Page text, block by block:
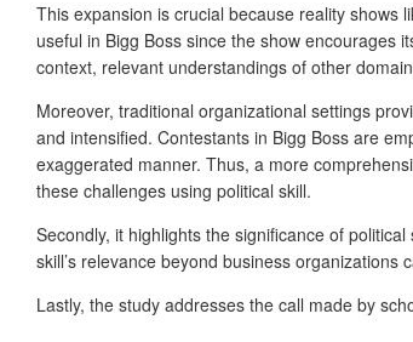
This expansion is crucial because reality shows
useful in Bigg Boss since the show encourages
context, relevant understandings of other
Moreover, traditional organizational settings
and intensified. Contestants in Bigg Boss are
exaggerated manner. Thus, a more
these challenges using political skill.
Secondly, it highlights the significance of
skill’s relevance beyond business
Lastly, the study addresses the call made by